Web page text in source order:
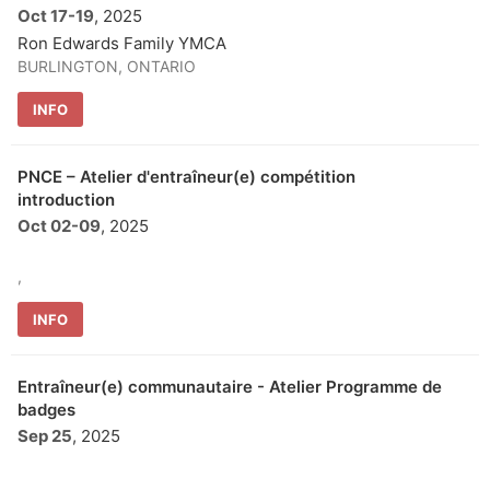
Oct 17-19, 2025
Ron Edwards Family YMCA
BURLINGTON, ONTARIO
INFO
PNCE – Atelier d'entraîneur(e) compétition
introduction
Oct 02-09, 2025
,
INFO
Entraîneur(e) communautaire - Atelier Programme de
badges
Sep 25, 2025